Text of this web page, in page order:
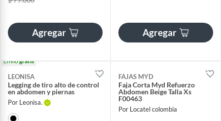
Agregar Agregar
Envíogratis
LEONISA
Legging de tiro alto de control
en abdomen y piernas
Por Leonisa.
FAJAS MYD
Faja Corta Myd Refuerzo
Abdomen Beige Talla Xs
F00463
Por Locatel colombia